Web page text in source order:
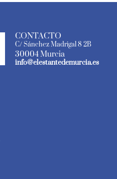
CONTACTO
C/ Sánchez Madrigal 8 2B
30004 Murcia
info@elestantedemurcia.es